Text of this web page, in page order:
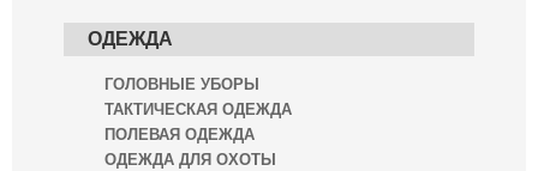
ОДЕЖДА
ГОЛОВНЫЕ УБОРЫ
ТАКТИЧЕСКАЯ ОДЕЖДА
ПОЛЕВАЯ ОДЕЖДА
ОДЕЖДА ДЛЯ ОХОТЫ